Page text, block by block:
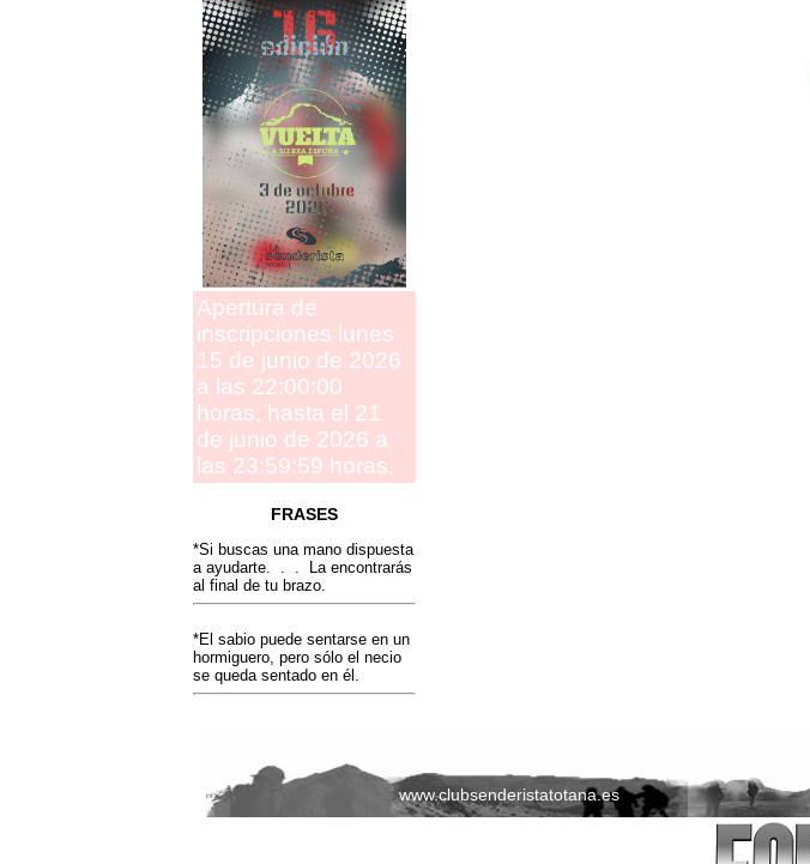
Apertura de
inscripciones lunes
15 de junio de 2026
a las 22:00:00
horas, hasta el 21
de junio de 2026 a
las 23:59:59 horas.
FRASES
*Si buscas una mano dispuesta
a ayudarte. . . La encontrarás
al final de tu brazo.
*El sabio puede sentarse en un
hormiguero, pero sólo el necio
se queda sentado en él.
www.clubsenderistatotana.es